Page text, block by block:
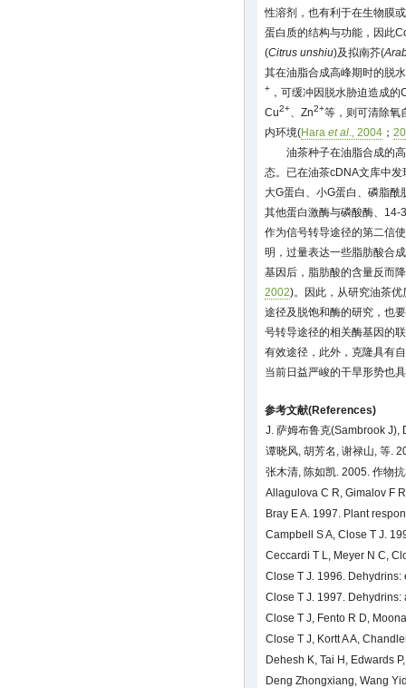
性溶剂，也有利于在生物膜
蛋白质的结构与功能，因此
(Citrus unshiu)及拟南芥(
其在油脂合成高峰期时的脱
+ ，可缓冲因脱水胁迫造成的
Cu2+ 、Zn2+等，则可清除氧
内环境(Hara et al ., 2004 ；
油茶种子在油脂合成的
态。已在油茶cDNA文库中
大G蛋白、小G蛋白、磷脂
其他蛋白激酶与磷酸酶、14-
作为信号转导途径的第二信
明，过量表达一些脂肪酸合
基因后，脂肪酸的含量反而
2002)。因此，从研究油茶
途径及脱饱和酶的研究，也
号转导途径的相关酶基因的
有效途径，此外，克隆具有
当前日益严峻的干旱形势也
参考文献(References)
J. 萨姆布鲁克(Sambrook J),
谭晓风, 胡芳名, 谢禄山, 等.
张木清, 陈如凯. 2005. 作物
Allagulova C R, Gimalov F
Bray E A. 1997. Plant
Campbell S A, Close T J.
Ceccardi T L, Meyer N C,
Close T J. 1996.
Close T J. 1997.
Close T J, Fento R D,
Close T J, Kortt A A,
Dehesh K, Tai H, Edwards
Deng Zhongxiang, Wang